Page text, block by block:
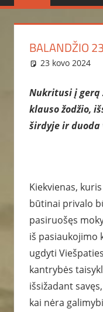
BALANDŽIO 23
23 kovo 2024
Nukritusi į gerą
klauso žodžio,
širdyje ir duoda
Kiekvienas,
būtinai privalo
pasiruošęs
iš pasiaukojimo
ugdyti
kantrybės
išsižadant
kai nėra